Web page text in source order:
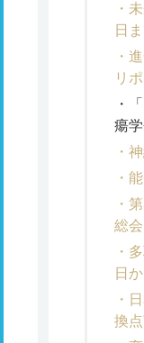
日
リ
瘍
総
日
換点